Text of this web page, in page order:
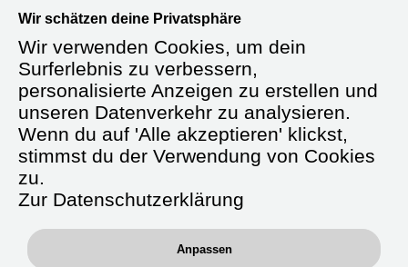
Willkommen bei der RAN Gruppe –
Dein Einstieg, deine Bedingungen.
Erreichbar unter0711 / 658 692-22
per WhatsApp: 0176-61169744
Starte durch als
Altenpflegefachkraft
Wir schätzen deine Privatsphäre
Wir verwenden Cookies, um dein
Surferlebnis zu verbessern,
personalisierte Anzeigen zu erstellen und
unseren Datenverkehr zu analysieren.
Wenn du auf 'Alle akzeptieren' klickst,
stimmst du der Verwendung von Cookies
zu.
Zur Datenschutzerklärung
Anpassen